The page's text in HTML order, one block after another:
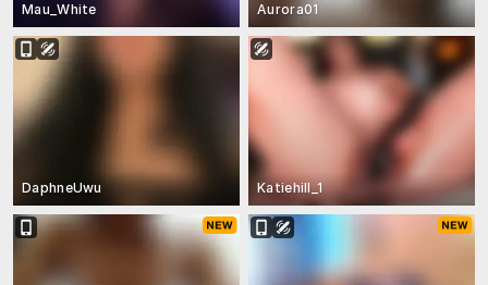
Mau_White Aurora01
DaphneUwu Katiehill_1